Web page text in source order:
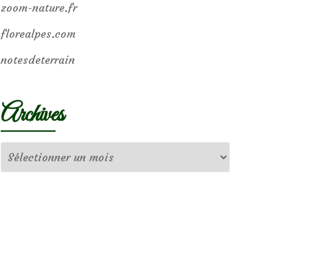
zoom-nature.fr
florealpes.com
notesdeterrain
Archives
Archives